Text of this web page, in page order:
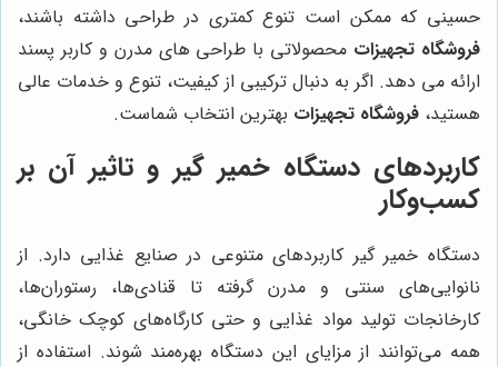
حسینی که ممکن است تنوع کمتری در طراحی داشته باشند،
فروشگاه تجهیزات محصولاتی با طراحی های مدرن و کاربر پسند
ارائه می دهد. اگر به دنبال ترکیبی از کیفیت، تنوع و خدمات عالی
هستید، فروشگاه تجهیزات بهترین انتخاب شماست.
کاربردهای دستگاه خمیر گیر و تاثیر آن بر
کسب‌وکار
دستگاه خمیر گیر کاربردهای متنوعی در صنایع غذایی دارد. از
نانوایی‌های سنتی و مدرن گرفته تا قنادی‌ها، رستوران‌ها،
کارخانجات تولید مواد غذایی و حتی کارگاه‌های کوچک خانگی،
همه می‌توانند از مزایای این دستگاه بهره‌مند شوند. استفاده از